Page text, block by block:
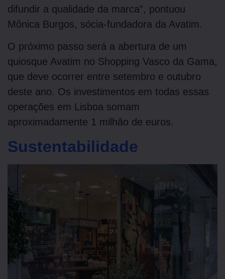
difundir a qualidade da marca”, pontuou
Mônica Burgos, sócia-fundadora da Avatim.
O próximo passo será a abertura de um
quiosque Avatim no Shopping Vasco da Gama,
que deve ocorrer entre setembro e outubro
deste ano. Os investimentos em todas essas
operações em Lisboa somam
aproximadamente 1 milhão de euros.
Sustentabilidade